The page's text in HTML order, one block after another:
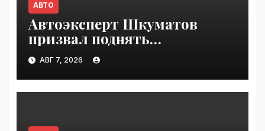
АВТО
Автоэксперт Шкуматов
призвал поднять
разрешённую скорость на
дорогах России | VseTime.ru
АВГ 7, 2026